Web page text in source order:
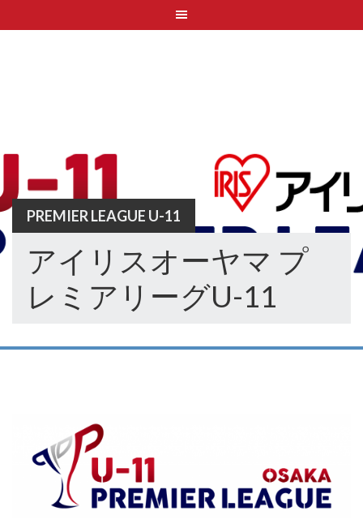
to
PREMIER LEAGUE U-11
アイリスオーヤマ プ
レミアリーグU-11